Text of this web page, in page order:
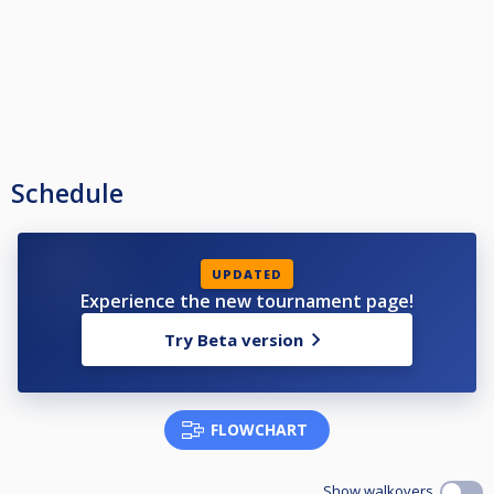
Schedule
UPDATED
Experience the new tournament page!
Try Beta version
FLOWCHART